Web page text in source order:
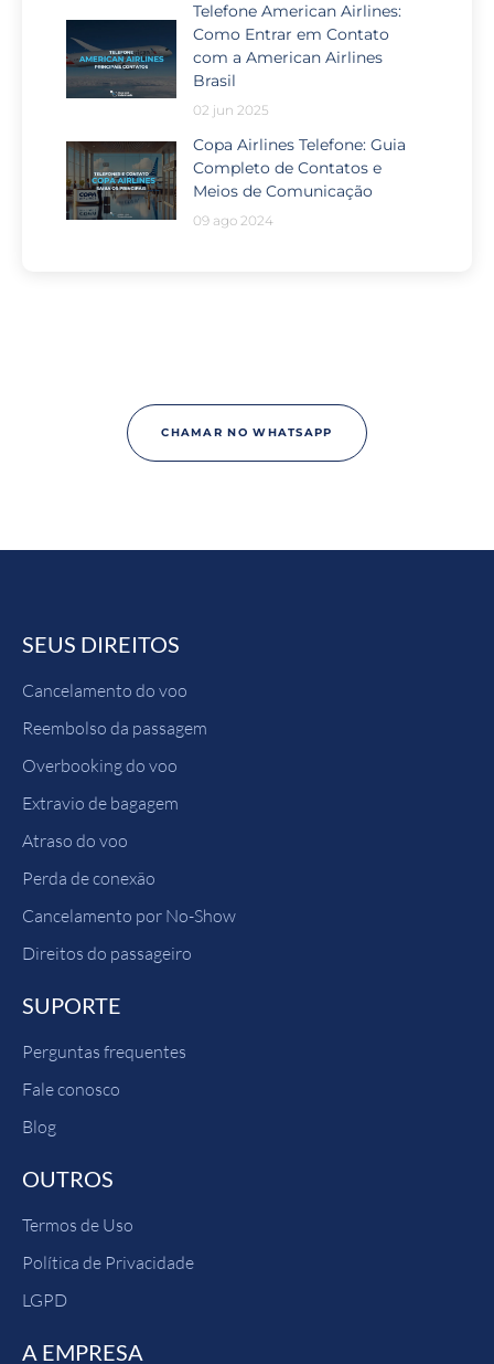
Telefone American Airlines:
Como Entrar em Contato
com a American Airlines
Brasil
02 jun 2025
Copa Airlines Telefone: Guia
Completo de Contatos e
Meios de Comunicação
09 ago 2024
CHAMAR NO WHATSAPP
SEUS DIREITOS
Cancelamento do voo
Reembolso da passagem
Overbooking do voo
Extravio de bagagem
Atraso do voo
Perda de conexão
Cancelamento por No-Show
Direitos do passageiro
SUPORTE
Perguntas frequentes
Fale conosco
Blog
OUTROS
Termos de Uso
Política de Privacidade
LGPD
A EMPRESA